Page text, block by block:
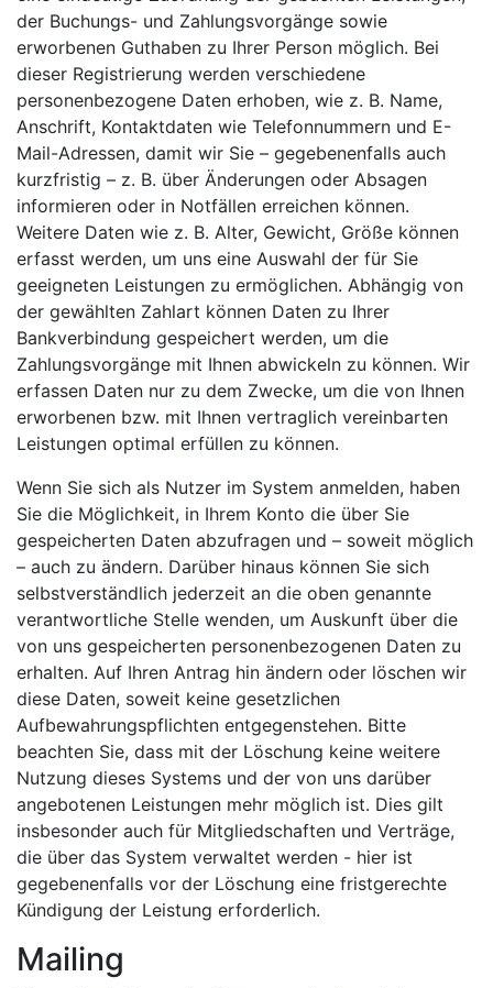
der Buchungs- und Zahlungsvorgänge sowie
erworbenen Guthaben zu Ihrer Person möglich. Bei
dieser Registrierung werden verschiedene
personenbezogene Daten erhoben, wie z. B. Name,
Anschrift, Kontaktdaten wie Telefonnummern und E-
Mail-Adressen, damit wir Sie – gegebenenfalls auch
kurzfristig – z. B. über Änderungen oder Absagen
informieren oder in Notfällen erreichen können.
Weitere Daten wie z. B. Alter, Gewicht, Größe können
erfasst werden, um uns eine Auswahl der für Sie
geeigneten Leistungen zu ermöglichen. Abhängig von
der gewählten Zahlart können Daten zu Ihrer
Bankverbindung gespeichert werden, um die
Zahlungsvorgänge mit Ihnen abwickeln zu können. Wir
erfassen Daten nur zu dem Zwecke, um die von Ihnen
erworbenen bzw. mit Ihnen vertraglich vereinbarten
Leistungen optimal erfüllen zu können.
Wenn Sie sich als Nutzer im System anmelden, haben
Sie die Möglichkeit, in Ihrem Konto die über Sie
gespeicherten Daten abzufragen und – soweit möglich
– auch zu ändern. Darüber hinaus können Sie sich
selbstverständlich jederzeit an die oben genannte
verantwortliche Stelle wenden, um Auskunft über die
von uns gespeicherten personenbezogenen Daten zu
erhalten. Auf Ihren Antrag hin ändern oder löschen wir
diese Daten, soweit keine gesetzlichen
Aufbewahrungspflichten entgegenstehen. Bitte
beachten Sie, dass mit der Löschung keine weitere
Nutzung dieses Systems und der von uns darüber
angebotenen Leistungen mehr möglich ist. Dies gilt
insbesonder auch für Mitgliedschaften und Verträge,
die über das System verwaltet werden - hier ist
gegebenenfalls vor der Löschung eine fristgerechte
Kündigung der Leistung erforderlich.
Mailing